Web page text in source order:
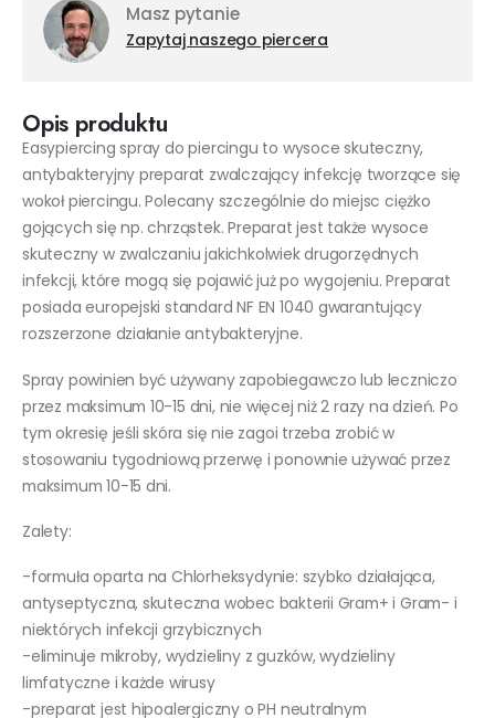
Masz pytanie
Zapytaj naszego piercera
Opis produktu
Easypiercing spray do piercingu to wysoce skuteczny,
antybakteryjny preparat zwalczający infekcję tworzące się
wokoł piercingu. Polecany szczególnie do miejsc ciężko
gojących się np. chrząstek. Preparat jest także wysoce
skuteczny w zwalczaniu jakichkolwiek drugorzędnych
infekcji, które mogą się pojawić już po wygojeniu. Preparat
posiada europejski standard NF EN 1040 gwarantujący
rozszerzone działanie antybakteryjne.
Spray powinien być używany zapobiegawczo lub leczniczo
przez maksimum 10-15 dni, nie więcej niż 2 razy na dzień. Po
tym okresię jeśli skóra się nie zagoi trzeba zrobić w
stosowaniu tygodniową przerwę i ponownie używać przez
maksimum 10-15 dni.
Zalety:
-formuła oparta na Chlorheksydynie: szybko działająca,
antyseptyczna, skuteczna wobec bakterii Gram+ i Gram- i
niektórych infekcji grzybicznych
-eliminuje mikroby, wydzieliny z guzków, wydzieliny
limfatyczne i każde wirusy
-preparat jest hipoalergiczny o PH neutralnym